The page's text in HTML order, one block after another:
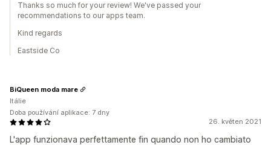
Thanks so much for your review! We've passed your
recommendations to our apps team.
Kind regards
Eastside Co
26. květen 2021
L'app funzionava perfettamente fin quando non ho cambiato
BiQueen moda mare
Itálie
Doba používání aplikace: 7 dny